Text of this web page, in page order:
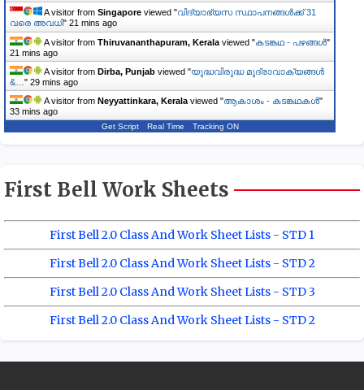
A visitor from Singapore viewed "വിദ്യാഭ്യസ സ്ഥാപനങ്ങൾക്ക് 31
വരെ അവധി" 21 mins ago
A visitor from Thiruvananthapuram, Keralaviewed "കടങ്കഥ - പഴങ്ങൾ"
21 mins ago
A visitor from Dirba, Punjab viewed "യുദ്ധവിരുദ്ധ മുദ്രാവാക്യങ്ങൾ
&…" 29 mins ago
A visitor from Neyyattinkara, Keralaviewed "ആകാശം - കടങ്കഥകൾ"
33 mins ago
Get Script Real Time Tracking ON
First Bell Work Sheets
First Bell 2.0 Class And Work Sheet Lists - STD 1
First Bell 2.0 Class And Work Sheet Lists - STD 2
First Bell 2.0 Class And Work Sheet Lists - STD 3
First Bell 2.0 Class And Work Sheet Lists - STD 2